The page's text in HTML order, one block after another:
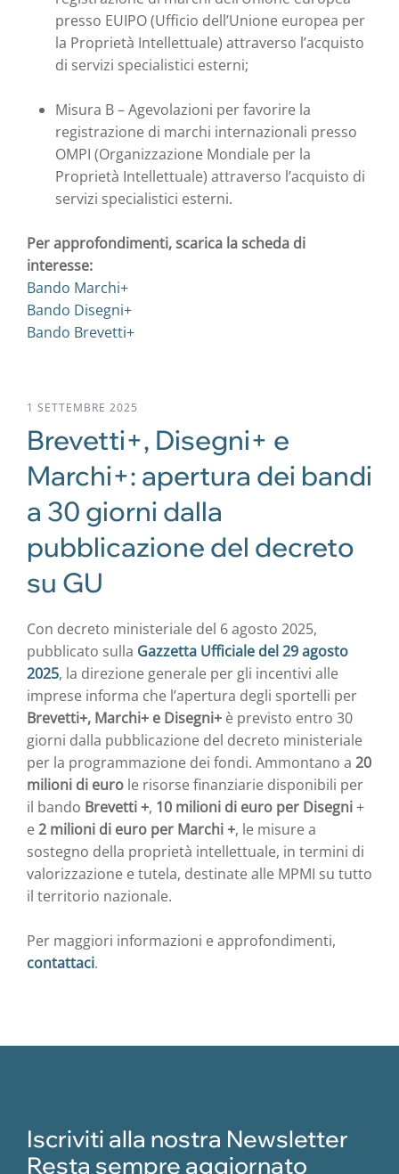
presso EUIPO (Ufficio dell’Unione europea per
la Proprietà Intellettuale) attraverso l’acquisto
di servizi specialistici esterni;
Misura B – Agevolazioni per favorire la
registrazione di marchi internazionali presso
OMPI (Organizzazione Mondiale per la
Proprietà Intellettuale) attraverso l’acquisto di
servizi specialistici esterni.
Per approfondimenti, scarica la scheda di
interesse:
Bando Marchi+
Bando Disegni+
Bando Brevetti+
1 SETTEMBRE 2025
Brevetti+, Disegni+ e
Marchi+: apertura dei bandi
a 30 giorni dalla
pubblicazione del decreto
su GU
Con decreto ministeriale del 6 agosto 2025,
pubblicato sulla Gazzetta Ufficiale del 29 agosto
2025, la direzione generale per gli incentivi alle
imprese informa che l’apertura degli sportelli per
Brevetti+, Marchi+ e Disegni+ è previsto entro 30
giorni dalla pubblicazione del decreto ministeriale
per la programmazione dei fondi. Ammontano a 20
milioni di euro le risorse finanziarie disponibili per
il bando Brevetti +, 10 milioni di euro per Disegni+
e2 milioni di euro per Marchi +, le misure a
sostegno della proprietà intellettuale, in termini di
valorizzazione e tutela, destinate alle MPMI su tutto
il territorio nazionale.
Per maggiori informazioni e approfondimenti,
contattaci.
Iscriviti alla nostra Newsletter
Resta sempre aggiornato